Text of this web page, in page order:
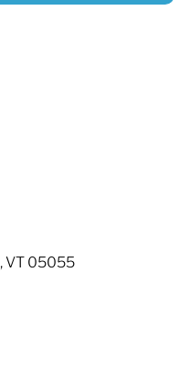
VT 05055